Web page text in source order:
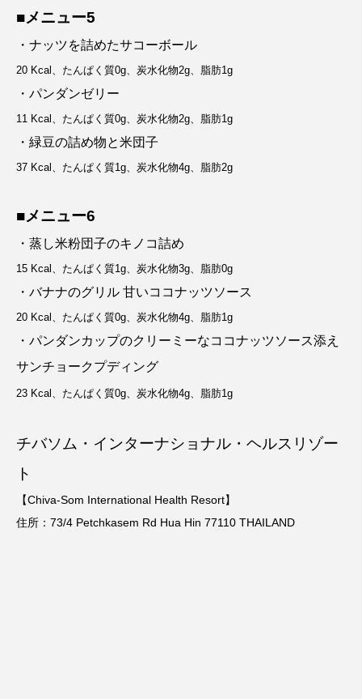
■メニュー5
・ナッツを詰めたサコーボール
20 Kcal、たんぱく質0g、炭水化物2g、脂肪1g
・パンダンゼリー
11 Kcal、たんぱく質0g、炭水化物2g、脂肪1g
・緑豆の詰め物と米団子
37 Kcal、たんぱく質1g、炭水化物4g、脂肪2g
■メニュー6
・蒸し米粉団子のキノコ詰め
15 Kcal、たんぱく質1g、炭水化物3g、脂肪0g
・バナナのグリル 甘いココナッツソース
20 Kcal、たんぱく質0g、炭水化物4g、脂肪1g
・パンダンカップのクリーミーなココナッツソース添え
サンチョークプディング
23 Kcal、たんぱく質0g、炭水化物4g、脂肪1g
チバソム・インターナショナル・ヘルスリゾー
ト
【Chiva-Som International Health Resort】
住所：73/4 Petchkasem Rd Hua Hin 77110 THAILAND